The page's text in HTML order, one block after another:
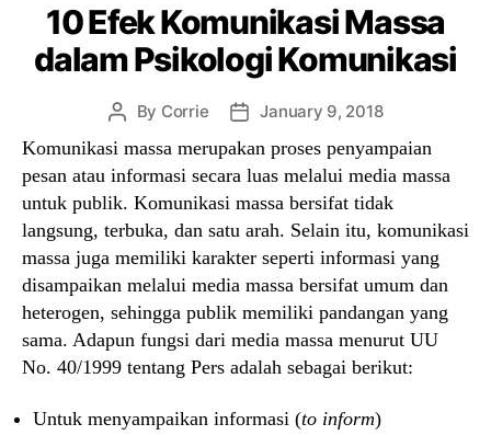
10 Efek Komunikasi Massa
dalam Psikologi Komunikasi
Post
author
By Corrie
Post
date
January 9, 2018
Komunikasi massa merupakan proses penyampaian
pesan atau informasi secara luas melalui media massa
untuk publik. Komunikasi massa bersifat tidak
langsung, terbuka, dan satu arah. Selain itu, komunikasi
massa juga memiliki karakter seperti informasi yang
disampaikan melalui media massa bersifat umum dan
heterogen, sehingga publik memiliki pandangan yang
sama. Adapun fungsi dari media massa menurut UU
No. 40/1999 tentang Pers adalah sebagai berikut:
Untuk menyampaikan informasi (to inform)